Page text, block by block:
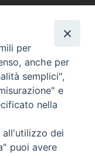
ALBANO
06.9323844
9:00 - 13:00
9:30 - 12:30
per
anche per
semplici",
e
nella
all'utilizzo dei
puoi avere